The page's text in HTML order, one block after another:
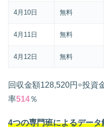
4月10日 無料
4月11日 無料
4月12日 無料
回収金額128,520円÷投資
率514％
4つの専門班によるデータ